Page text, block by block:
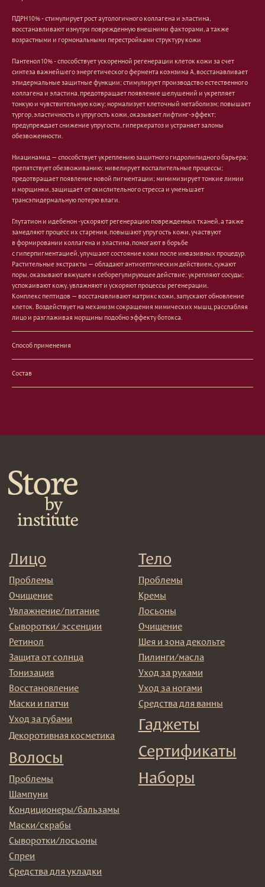
ПДРН 10% - стимулирует рост аутологичного коллагена и эластина,
восстанавливают изнутри поврежденную внешними факторами, а также
возрастными и гормональными перестройками структуру кожи
Пантенол 10% - способствует ускоренной регенерации клеток кожи за счет
синтеза важнейшего энергетического фермента коэнзима А, восстанавливает
эпидермальные защитные функции; стимулирует производство естественного
коллагена и эластина, предотвращает появление шелушений и укрепляет
тонкую и чувствительную кожу; нормализует клеточный метаболизм; повышает
тургор, эластичность и упругость кожи, оказывает лифтинг-эффект;
предупреждает снижение упругости, гиперкератоз и устраняет заломы
обезвоженности.
Ниацинамид — способствует укреплению защитного гидролипидного барьера;
препятствует обезвоживанию; нивелирует воспалительные процессы;
предотвращает появление новой пигментации; минимизирует тонкие линии
и морщинки, защищает от окислительного стресса и уменьшает
трансэпидермальную потерю влаги.
Глутатион и идебенон -ускоряют регенерацию поврежденных тканей, а также
замедляют процесс их старения, повышают упругость кожи, участвуют
в формировании коллагена и эластина, помогают в борьбе
с гиперпигментацией, улучшают состояние кожи после инвазивных процедур.
Растительные экстракты — обладают антисептическим действием, сужают
поры, оказывают вяжущее и себорегулирующее действие; укрепляют сосуды;
успокаивают кожу, увлажняют и ускоряют процессы регенерации.
Комплекс пептидов — восстанавливают матрикс кожи, запускают обновление
клеток. Воздействует на механизм сокращения мимических мышц, расслабляя
лицо и разглаживая морщины подобно эффекту ботокса.
Способ применения
Состав
Тело
Проблемы
Лосьоны
Шея и зона декольте
Пилинги/масла
Уход за руками
Уход за ногами
Средства для ванны
Сертификаты
Наборы
Клиентам
Доставка и самовывоз
Оплата и возврат
E-mail
Отправляя адрес электронной почты вы соглашаетесь
с политикой в отношении обработки персональных
Лицо
Проблемы
Очищение
Увлажнение/питание
Ретинол
Защита от солнца
Тонизация
Восстановление
Маски и патчи
Декоротивная косметика
Волосы
Проблемы
Шампуни
Кондиционеры/бальзамы
Маски/скрабы
Сыворотки/лосьоны
Спреи
Средства для укладки